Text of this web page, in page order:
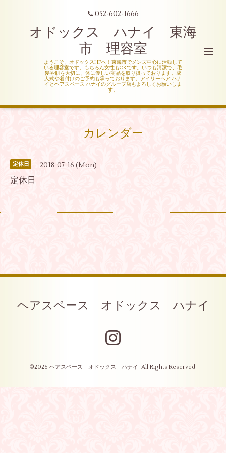
052-602-1666
オドックス ハナイ 東海
市 理容室
ようこそ、オドックスHPへ！東海市でメンズ中心に活動して
いる理容室です。もちろん女性もOKです。いつも清潔で、毛
髪や肌を大切に、体に優しい商品を取り扱っております。成
人式や着付けのご予約も承っております。アイリーヘア ハナ
イとヘアスペース ハナイのグループ店もよろしくお願いしま
す。
カレンダー
定休日 2018-07-16 (Mon)
定休日
ヘアスペース オドックス ハナイ
©2026 ヘアスペース オドックス ハナイ . All Rights Reserved.